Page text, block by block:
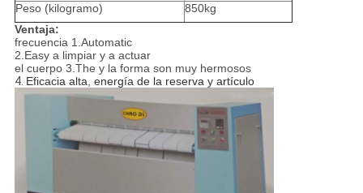
Peso (kilogramo)
850kg
Ventaja:
frecuencia 1.Automatic
2.Easy a limpiar y a actuar
el cuerpo 3.The y la forma son muy hermosos
4. Eficacia alta, energía de la reserva y artículo